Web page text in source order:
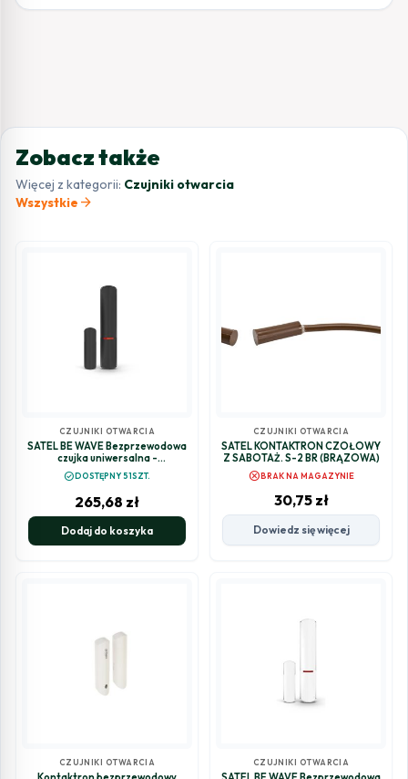
Zobacz także
Więcej z kategorii: Czujniki otwarcia
Wszystkie arrow_forward
CZUJNIKI OTWARCIA
SATEL BE WAVE Bezprzewodowa
czujka uniwersalna -
ciemnoszara Multipurpose
Detector DG AXD-200 DG
check_circleDOSTĘPNY 51SZT.
265,68 zł
Dodaj do koszyka
CZUJNIKI OTWARCIA
SATEL KONTAKTRON CZOŁOWY
Z SABOTAŻ. S-2 BR (BRĄZOWA)
cancelBRAK NA MAGAZYNIE
30,75 zł
Dowiedz się więcej
CZUJNIKI OTWARCIA CZUJNIKI OTWARCIA